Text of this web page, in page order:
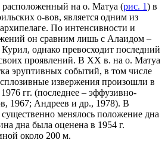
на о. Матуа (рис. 1) в
о-вов, является одним из
По интенсивности и
он сравним лишь с Алаидом –
однако превосходит последний
проявлений. В XX в. на о. Матуа
эруптивных событий, в том числе
извержения произошли в
гг. (последнее – эффузивно-
1967; Андреев и др., 1978). В
существенно менялось положение дна
дна была оценена в 1954 г.
около 200 м.